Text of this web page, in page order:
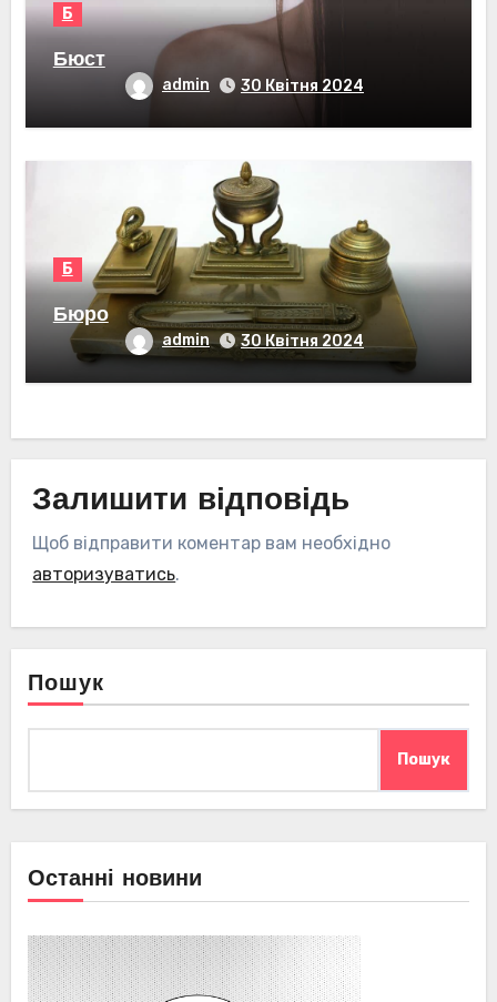
Б
Бюст
admin 30 Квітня 2024
Б
Бюро
admin 30 Квітня 2024
Залишити відповідь
Щоб відправити коментар вам необхідно
авторизуватись.
Пошук
Пошук
Останні новини